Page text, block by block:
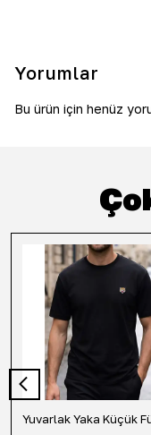
Yorumlar
Bu ürün için henüz